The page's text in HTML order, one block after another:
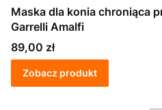
Maska dla konia chroniąca
Garrelli Amalfi
Cena
89,00 zł
Zobacz produkt